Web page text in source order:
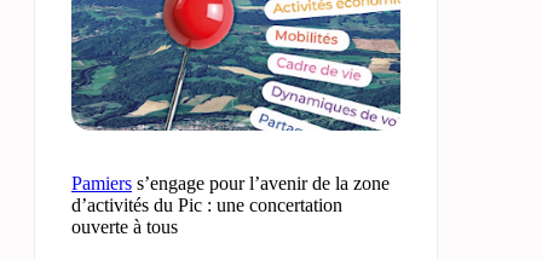
Pamiers s’engage pour l’avenir de la zone
d’activités du Pic : une concertation
ouverte à tous